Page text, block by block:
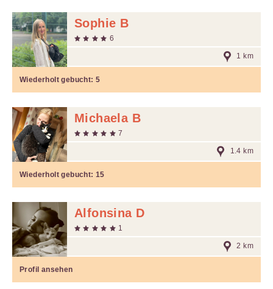
Sophie B
6
1 km
Wiederholt gebucht:5
Michaela B
7
1.4 km
Wiederholt gebucht:15
Alfonsina D
1
2 km
Profil ansehen